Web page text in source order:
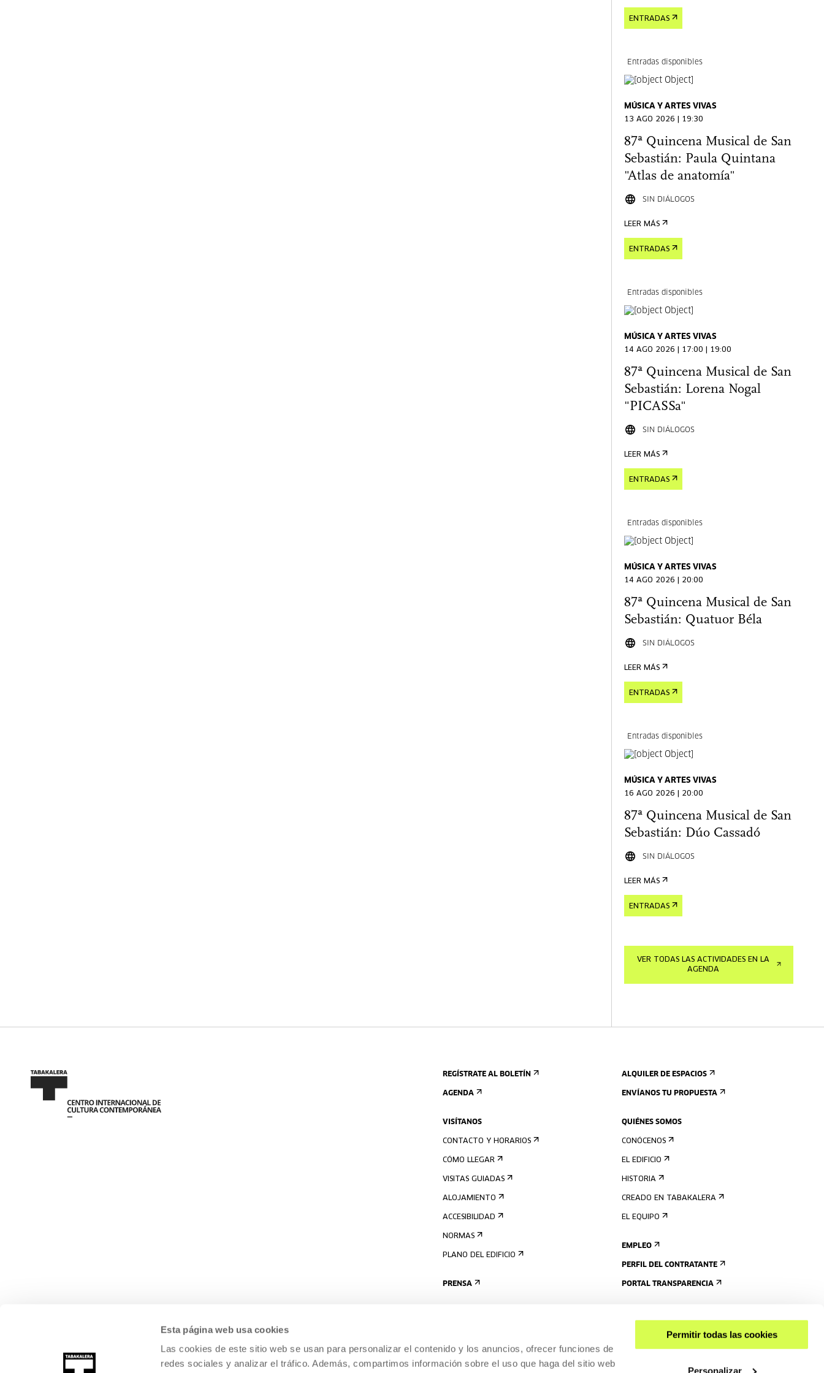
Esta página web usa cookies
Las cookies de este sitio web se usan para personalizar el contenido y los anuncios, ofrecer funciones de
redes sociales y analizar el tráfico. Además, compartimos información sobre el uso que haga del sitio web
Permitir todas las cookies
Personalizar
ENTRADAS
Entradas disponibles
MÚSICA Y ARTES VIVAS
13 AGO 2026 | 19:30
87ª Quincena Musical de San
Sebastián: Paula Quintana
"Atlas de anatomía"
SIN DIÁLOGOS
LEER MÁS
ENTRADAS
Entradas disponibles
MÚSICA Y ARTES VIVAS
14 AGO 2026 | 17:00 | 19:00
87ª Quincena Musical de San
Sebastián: Lorena Nogal
"PICASSa"
SIN DIÁLOGOS
LEER MÁS
ENTRADAS
Entradas disponibles
MÚSICA Y ARTES VIVAS
14 AGO 2026 | 20:00
87ª Quincena Musical de San
Sebastián: Quatuor Béla
SIN DIÁLOGOS
LEER MÁS
ENTRADAS
Entradas disponibles
MÚSICA Y ARTES VIVAS
16 AGO 2026 | 20:00
87ª Quincena Musical de San
Sebastián: Dúo Cassadó
SIN DIÁLOGOS
LEER MÁS
ENTRADAS
VER TODAS LAS ACTIVIDADES EN LA
AGENDA
REGÍSTRATE AL BOLETÍN
AGENDA
VISÍTANOS
CONTACTO Y HORARIOS
CÓMO LLEGAR
VISITAS GUIADAS
ALOJAMIENTO
ACCESIBILIDAD
NORMAS
PLANO DEL EDIFICIO
PRENSA
ALQUILER DE ESPACIOS
ENVÍANOS TU PROPUESTA
QUIÉNES SOMOS
CONÓCENOS
EL EDIFICIO
HISTORIA
CREADO EN TABAKALERA
EL EQUIPO
EMPLEO
PERFIL DEL CONTRATANTE
PORTAL TRANSPARENCIA